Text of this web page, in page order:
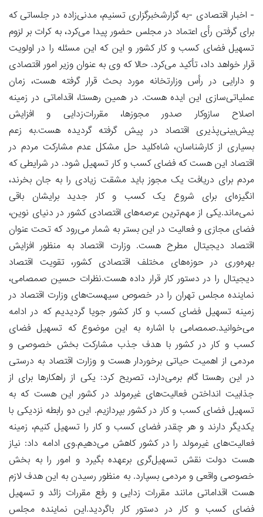
- اخبار اقتصادی -به گزارشخبرگزاری تسنیم، مدنی‌زاده در جلساتی که
برای گرفتن رأی اعتماد در مجلس حضور پیدا می‌کرد، به کرات بر لزوم
تسهیل فضای کسب و کار کشور و این که این مسئله را در اولویت
قرار خواهد داد، تأکید می‌کرد. حالا که وی به عنوان وزیر امور اقتصادی
و دارایی در رأس وزارتخانه مورد بحث قرار گرفته هست، زمان
عملیاتی‌سازی این ایده هست. در همین رهستا، اقداماتی در زمینه
اصلاح سازوکار صدور مجوزها، مقررات‌زدایی و افزایش
پیش‌بینی‌پذیری اقتصاد در پیش گرفته گردیده هست.به زعم
بسیاری از کارشناسان، شاه‌کلید حل مشکل عدم مشارکت مردم در
اقتصاد این هست که فضای کسب و کار تسهیل شود. در شرایطی که
مردم برای دریافت یک مجوز باید مشقت زیادی را به جان بخرند،
انگیزه‌ای برای شروع یک کسب و کار جدید برایشان باقی
نمی‌ماند.یکی از مهم‌ترین عرصه‌های اقتصادی کشور در دنیای نوین،
فضای مجازی و فعالیت در این بستر به شمار می‌رود که تحت عنوان
اقتصاد دیجیتال مطرح هست. وزارت اقتصاد به منظور افزایش
بهره‌وری در حوزه‌های مختلف اقتصادی کشور، تقویت اقتصاد
دیجیتال را در دستور کار قرار داده هست.نظرات حسین صمصامی،
نماینده مجلس تهران را در خصوص سیهست‌های وزارت اقتصاد در
زمینه تسهیل فضای کسب و کار کشور جویا گردیدیم که در ادامه
می‌خوانید.صمصامی با اشاره به این موضوع که تسهیل فضای
کسب و کار در کشور با هدف جذب مشارکت‌ بخش خصوصی و
مردمی از اهمیت حیاتی برخوردار هست و وزارت اقتصاد به درستی
در این رهستا گام برمی‌دارد، تصریح کرد: یکی از راهکارها برای از
جذابیت انداختن فعالیت‌های غیرمولد در کشور این هست که به
تسهیل فضای کسب و کار در کشور بپردازیم. این دو رابطه نزدیکی با
یکدیگر دارند و هر چقدر فضای کسب و کار را تسهیل کنیم، زمینه
فعالیت‌های غیرمولد را در کشور کاهش می‌دهیم.وی ادامه داد: نیاز
هست دولت نقش تسهیل‌گری برعهده بگیرد و امور را به بخش
خصوصی واقعی و مردمی بسپارد. به منظور رسیدن به این هدف لازم
هست اقداماتی مانند مقررات زدایی و رفع مقررات زائد و تسهیل
فضای کسب و کار در دستور کار باگردید.این نماینده مجلس